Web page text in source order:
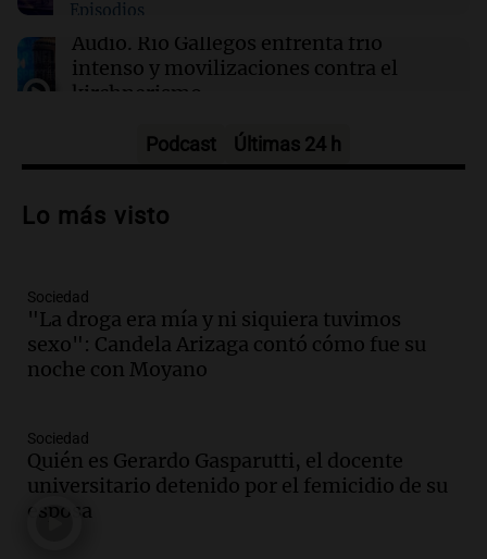
Episodios
Audio. Río Gallegos enfrenta frío
intenso y movilizaciones contra el
kirchnerismo
Audio.Debate en el Senado sobre
la soberanía digital en Argentina
Audio.
Mendoza se prepara para un fin
de semana helado y ciudadanos
marchan contra reforma de tierras
Panorama Federal
Audio.
El "Mono" de Kapanga
adelantó su show en Rosario.
Viva la Radio Rosario
Episodios
Podcast Últimas 24 h
Lo más visto
Sociedad
"La droga era mía y ni siquiera tuvimos
sexo": Candela Arizaga contó cómo fue su
noche con Moyano
Sociedad
Quién es Gerardo Gasparutti, el docente
universitario detenido por el femicidio de su
esposa